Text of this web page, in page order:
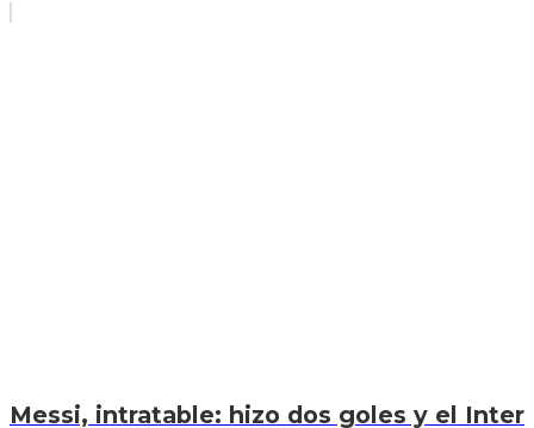
Messi, intratable: hizo dos goles y el Inter